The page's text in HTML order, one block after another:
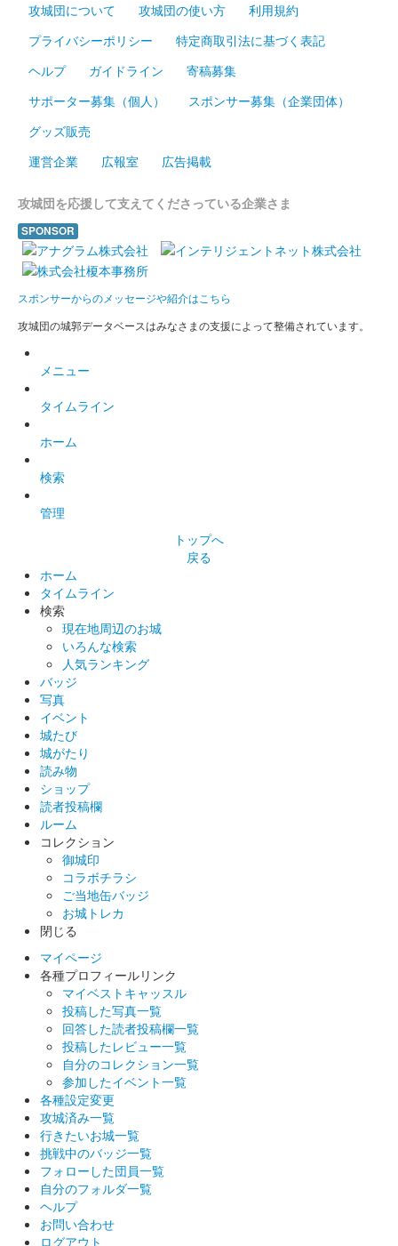
膳城 御城印
武田勝頼公版
2026年6月13、14日に開催された群馬戦国御城印サミット2026
にて先行販売された御城印。
膳城 御城印
膳城 御城印 正子公也作品 令和七年度限定 銀文字版
販売終了
2025年6月7、8日に開催された群馬戦国御城印サミット2025に
膳城 御城印
群馬戦国御城印サミット2025でも販売された。
膳城 御城印
2025年6月7、8日に開催された群馬戦国御城印サミット2025に
て先行販売された御城印。
膳城 御城印 前橋の花 薔薇バージョン
攻城団について 攻城団の使い方
利用規約
プライバシーポリシー
特定商取引法に基づく表記
ヘルプ
ガイドライン
寄稿募集
サポーター募集（個人）
スポンサー募集（企業団体）
グッズ販売
運営企業
広報室 広告掲載
攻城団を応援して支えてくださっている企業さま
SPONSOR
スポンサーからのメッセージや紹介はこちら
攻城団の城郭データベースはみなさまの支援によって整備されています。
メニュー
タイムライン
ホーム
検索
管理
トップへ
戻る
ホーム
タイムライン
検索
現在地周辺のお城
いろんな検索
人気ランキング
バッジ
写真
イベント
城たび
城がたり
読み物
ショップ
読者投稿欄
ルーム
コレクション
御城印
コラボチラシ
ご当地缶バッジ
お城トレカ
閉じる
マイページ
各種プロフィールリンク
マイベストキャッスル
投稿した写真一覧
回答した読者投稿欄一覧
投稿したレビュー一覧
自分のコレクション一覧
参加したイベント一覧
各種設定変更
攻城済み一覧
行きたいお城一覧
挑戦中のバッジ一覧
フォローした団員一覧
自分のフォルダ一覧
ヘルプ
お問い合わせ
ログアウト